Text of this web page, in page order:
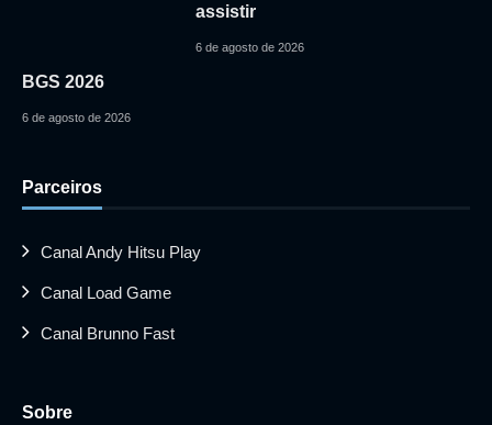
assistir
6 de agosto de 2026
BGS 2026
6 de agosto de 2026
Parceiros
Canal Andy Hitsu Play
Canal Load Game
Canal Brunno Fast
Sobre